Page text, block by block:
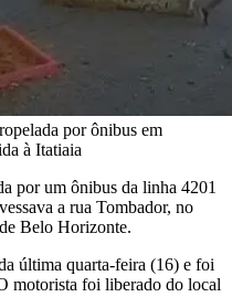
por ônibus em
à Itatiaia
por um ônibus da linha 4201
a rua Tombador, no
Belo Horizonte.
última quarta-feira (16) e foi
motorista foi liberado do local